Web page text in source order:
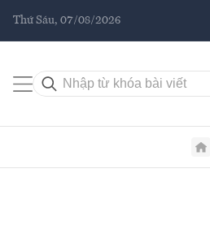
Thứ Sáu, 07/08/2026